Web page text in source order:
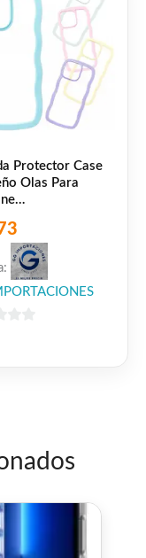
Protector Case
Olas Para
13/14/15
Iphone 13
Olas Para